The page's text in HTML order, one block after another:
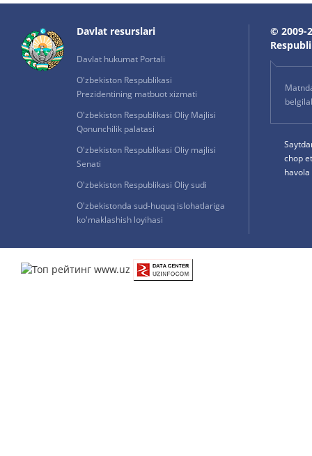
Davlat resurslari
Davlat hukumat Portali
O'zbekiston Respublikasi
Prezidentining matbuot xizmati
O'zbekiston Respublikasi Oliy Majlisi
Qonunchilik palatasi
O'zbekiston Respublikasi Oliy majlisi
Senati
O'zbekiston Respublikasi Oliy sudi
O'zbekistonda sud-huquq islohatlariga
ko'maklashish loyihasi
© 2009-
chop